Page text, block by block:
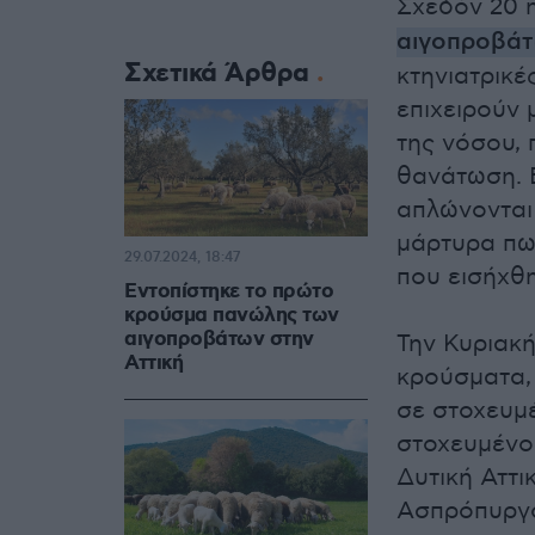
Σχεδόν 20
της νόσου,
θανάτωση.
μάρτυρα
που
Την
κρούσματα,
σε
Δυτική
Σχετικά Άρθρα
Εντοπίστηκε το πρώτο
κρούσμα πανώλης των
αιγοπροβάτων στην
Αττική
29.07.2024, 18:47